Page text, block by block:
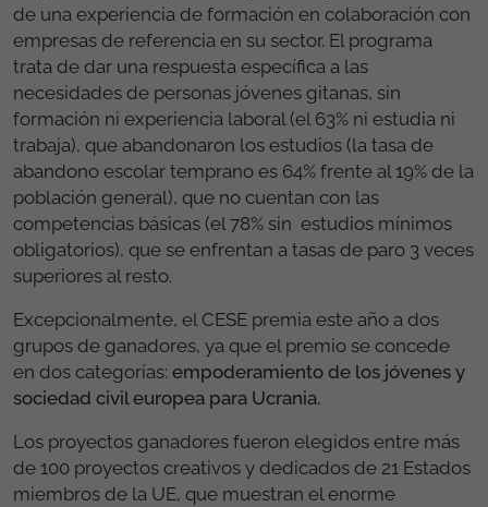
de una experiencia de formación en colaboración con
empresas de referencia en su sector. El programa
trata de dar una respuesta específica a las
necesidades de personas jóvenes gitanas, sin
formación ni experiencia laboral (el 63% ni estudia ni
trabaja), que abandonaron los estudios (la tasa de
abandono escolar temprano es 64% frente al 19% de la
población general), que no cuentan con las
competencias básicas (el 78% sin estudios mínimos
obligatorios), que se enfrentan a tasas de paro 3 veces
superiores al resto.
Excepcionalmente, el CESE premia este año a dos
grupos de ganadores, ya que el premio se concede
en dos categorías: empoderamiento de los jóvenes y
sociedad civil europea para Ucrania.
Los proyectos ganadores fueron elegidos entre más
de 100 proyectos creativos y dedicados de 21 Estados
miembros de la UE, que muestran el enorme